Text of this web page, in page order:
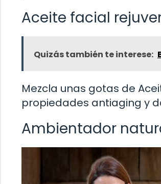
Aceite facial
Quizás también te interese:
Mezcla unas gotas de
propiedades antiaging y
Ambientador